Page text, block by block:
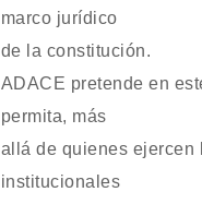
marco jurídico
de la constitución.
ADACE pretende en
permita, más
allá de quienes ejercen
institucionales